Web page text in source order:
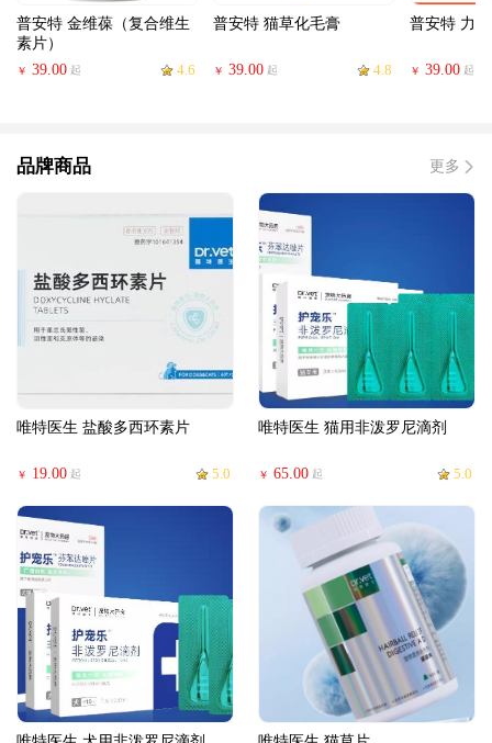
普安特 金维葆（复合维生
素片）
￥ 39.00 起 4.6
普安特 猫草化毛膏
￥ 39.00 起 4.8
普安特 力
￥ 39.00 起
品牌商品 更多
唯特医生 盐酸多西环素片
￥ 19.00 起 5.0
唯特医生 猫用非泼罗尼滴剂
￥ 65.00 起 5.0